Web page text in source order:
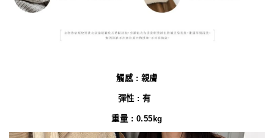
觸感 : 親膚
彈性 : 有
重量 : 0.55kg